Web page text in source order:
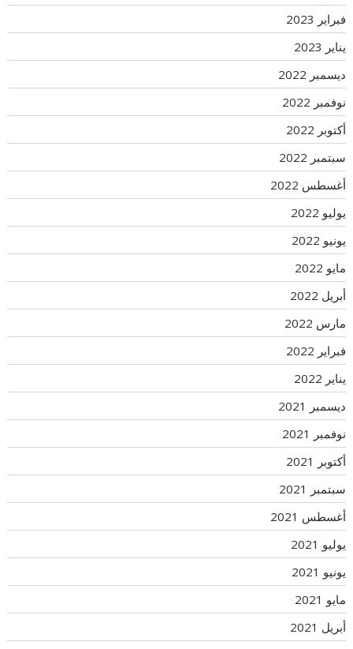
فبراير 2023
يناير 2023
ديسمبر 2022
نوفمبر 2022
أكتوبر 2022
سبتمبر 2022
أغسطس 2022
يوليو 2022
يونيو 2022
مايو 2022
أبريل 2022
مارس 2022
فبراير 2022
يناير 2022
ديسمبر 2021
نوفمبر 2021
أكتوبر 2021
سبتمبر 2021
أغسطس 2021
يوليو 2021
يونيو 2021
مايو 2021
أبريل 2021